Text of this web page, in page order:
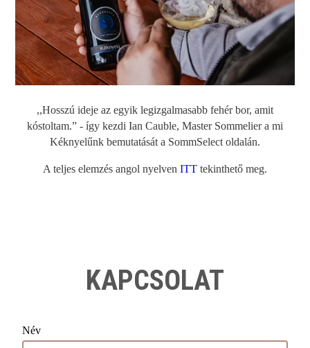
,,Hosszú ideje az egyik legizgalmasabb fehér bor, amit
kóstoltam.” - így kezdi Ian Cauble, Master Sommelier a mi
Kéknyelűnk bemutatását a SommSelect oldalán.
A teljes elemzés angol nyelven ITT tekinthető meg.
KAPCSOLAT
Név